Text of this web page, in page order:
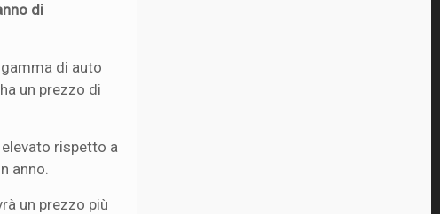
di
di auto
un prezzo di
rispetto a
anno.
un prezzo più